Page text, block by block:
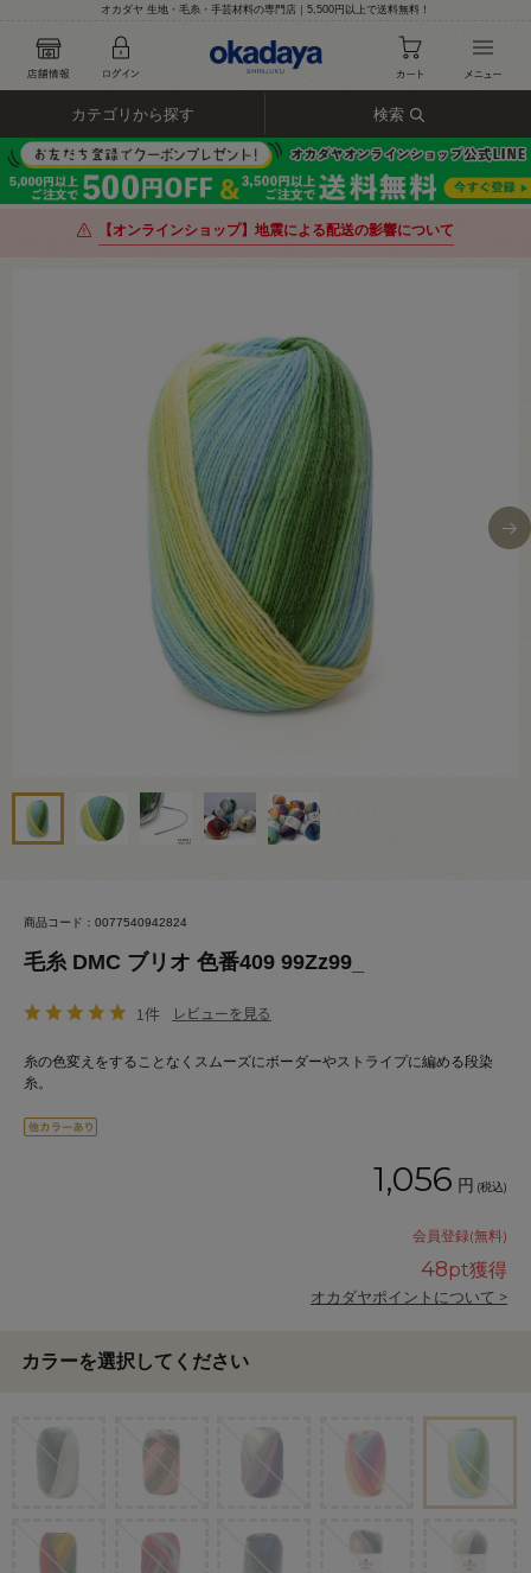
オカダヤ 生地・毛糸・手芸材料の専門店｜5,500円以上で送料無料！
カテゴリから探す 検索
【オンラインショップ】地震による配送の影響について
商品コード：0077540942824
毛糸 DMC ブリオ 色番409 99Zz99_
1件 レビューを見る
糸の色変えをすることなくスムーズにボーダーやストライプに編める段染
糸。
1,056 円 (税込)
会員登録(無料)
48pt獲得
オカダヤポイントについて >
カラーを選択してください